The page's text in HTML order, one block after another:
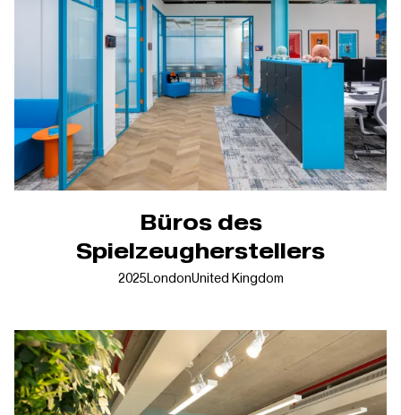
Büros des
Spielzeugherstellers
2025LondonUnited Kingdom